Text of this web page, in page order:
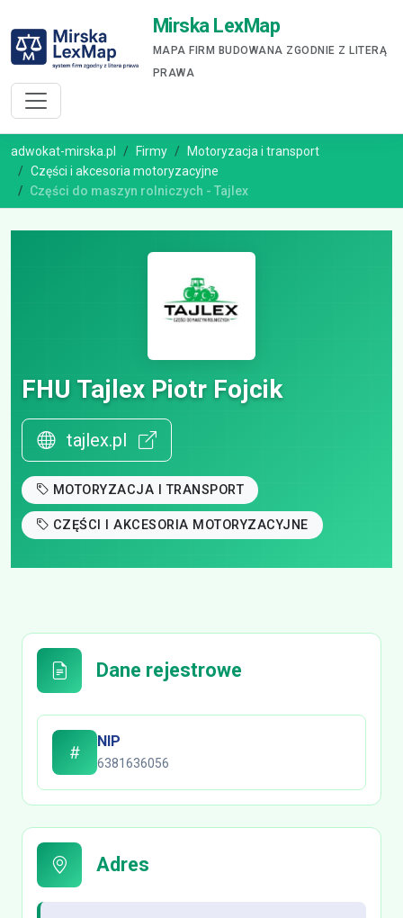
Mirska LexMap
MAPA FIRM BUDOWANA ZGODNIE Z LITERĄ
PRAWA
adwokat-mirska.pl Firmy
Motoryzacja i transport
Części i akcesoria motoryzacyjne
Części do maszyn rolniczych - Tajlex
FHU Tajlex Piotr Fojcik
tajlex.pl
MOTORYZACJA I TRANSPORT
CZĘŚCI I AKCESORIA MOTORYZACYJNE
Dane rejestrowe
NIP
6381636056
Adres